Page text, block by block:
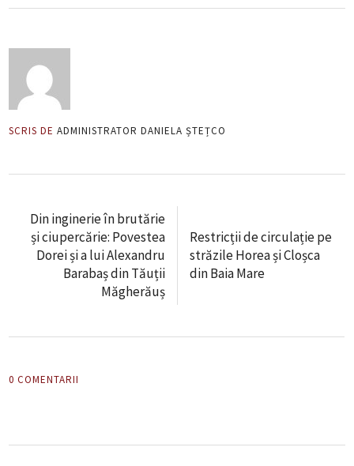
SCRIS DE ADMINISTRATOR DANIELA ȘTEȚCO
Din inginerie în brutărie
și ciupercărie: Povestea
Dorei și a lui Alexandru
Barabaș din Tăuții
Măgherăuș
Restricții de circulație pe
străzile Horea și Cloșca
din Baia Mare
0 COMENTARII